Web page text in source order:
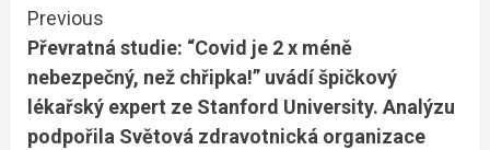
Continue
Reading
Previous
Převratná studie: “Covid je 2 x méně
nebezpečný, než chřipka!” uvádí špičkový
lékařský expert ze Stanford University. Analýzu
podpořila Světová zdravotnická organizace